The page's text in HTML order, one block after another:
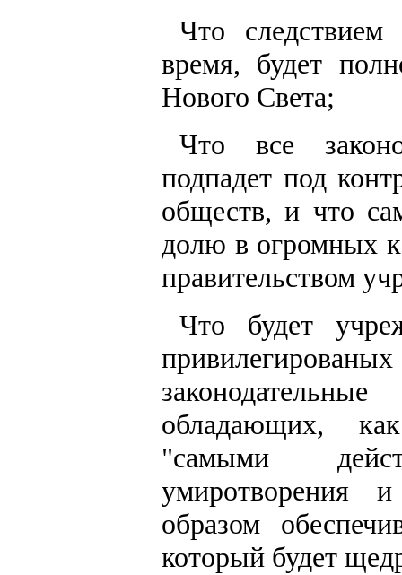
Что
время, будет
Нового Света;
Что все
подпадет под
обществ, и что
долю в огромных
правительством
Что будет
обладающих,
"самыми
умиротворения
образом
который будет